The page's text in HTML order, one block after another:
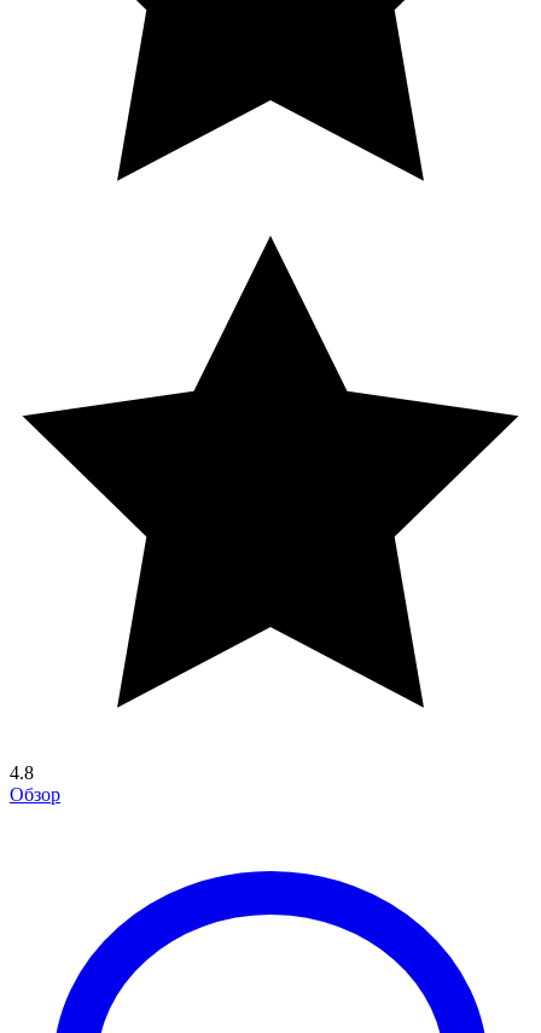
4.8
Обзор